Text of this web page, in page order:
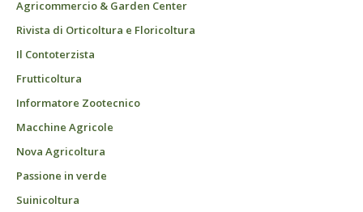
Agricommercio & Garden Center
Rivista di Orticoltura e Floricoltura
Il Contoterzista
Frutticoltura
Informatore Zootecnico
Macchine Agricole
Nova Agricoltura
Passione in verde
Suinicoltura